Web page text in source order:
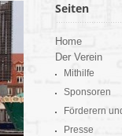
Seiten
Home
Der Verein
Mithilfe
Sponsoren
Förderern
Presse